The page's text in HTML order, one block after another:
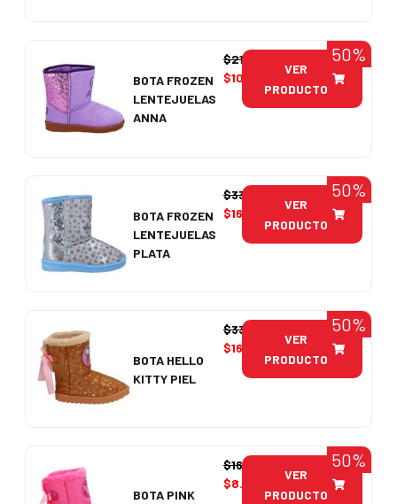
50%
BOTA FROZEN
LENTEJUELAS
ANNA
$21.990
$10.995
VER
PRODUCTO
50%
BOTA FROZEN
LENTEJUELAS
PLATA
$33.990
$16.995
VER
PRODUCTO
50%
BOTA HELLO
KITTY PIEL
$33.990
$16.995
VER
PRODUCTO
50%
BOTA PINK
$16.990
$8.495
VER
PRODUCTO